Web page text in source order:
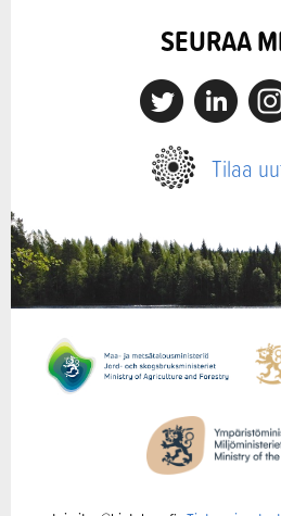
SEURAA
X Linkedin
Tilaa